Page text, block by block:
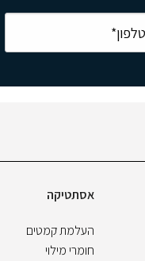
אסתטיקה
העלמת קמטים
חומרי מילוי